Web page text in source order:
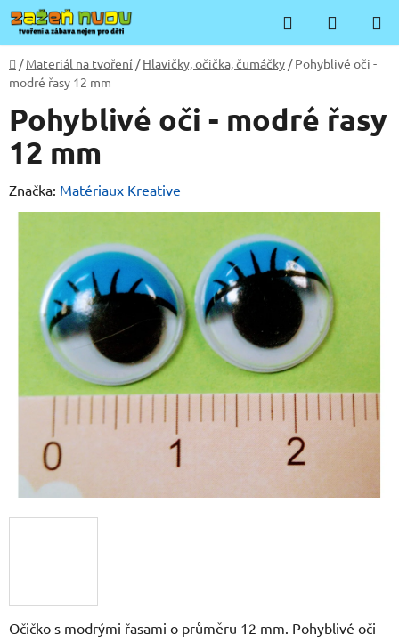
Přejít
na
obsah
Hledat
KOŠÍK
Domů
/ Materiál na tvoření / Hlavičky, očička, čumáčky / Pohyblivé oči -
modré řasy 12 mm
Očičko s modrými řasami o průměru 12 mm. Pohyblivé oči
Pohyblivé oči - modré řasy
12 mm
Značka: Matériaux Kreative